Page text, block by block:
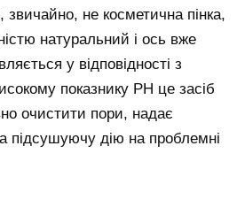
звичайно, не косметична пінка,
натуральний і ось вже
у відповідності з
показнику РН це засіб
очистити пори, надає
підсушуючу дію на проблемні